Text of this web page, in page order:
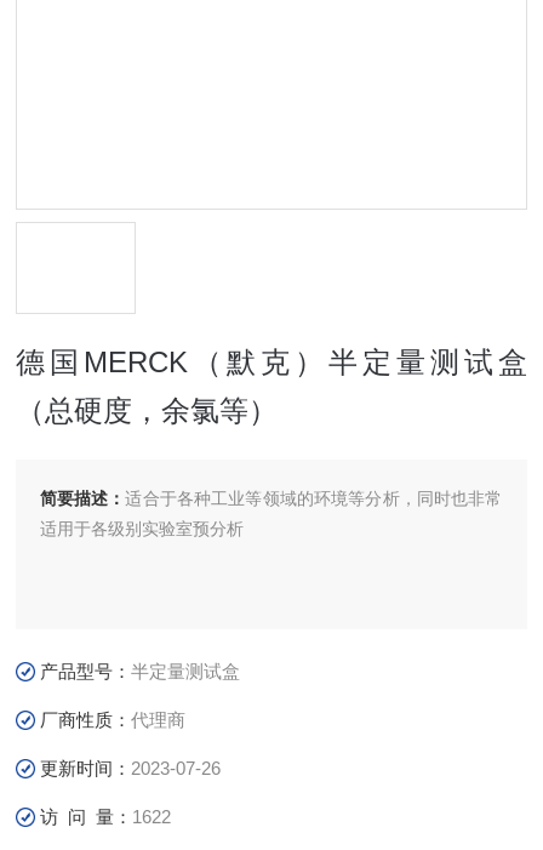
德国MERCK（默克）半定量测试盒
（总硬度，余氯等）
简要描述：适合于各种工业等领域的环境等分析，同时也非常
适用于各级别实验室预分析
产品型号：半定量测试盒
厂商性质：代理商
更新时间： 2023-07-26
访 问 量： 1622